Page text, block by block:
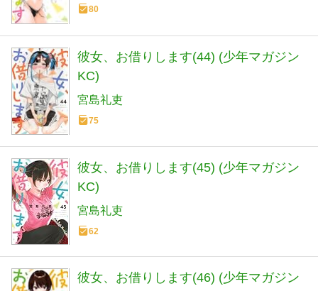
80
彼女、お借りします(44) (少年マガジン
KC)
宮島礼吏
75
彼女、お借りします(45) (少年マガジン
KC)
宮島礼吏
62
彼女、お借りします(46) (少年マガジン